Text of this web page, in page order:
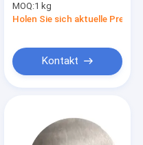
Schneiden
Kreislaufsäge Klinge
MOQ:1 kg
Holen Sie sich aktuelle Preis
Kontakt